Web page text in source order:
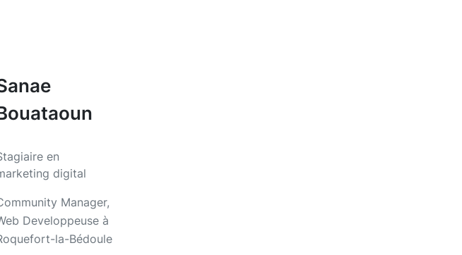
en
digital
Manager,
Developpeuse à
la-Bédoule